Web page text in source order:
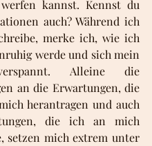
kannst. Kennst du
auch? Während ich
merke ich, wie ich
werde und sich mein
Alleine die
an die Erwartungen, die
herantragen und auch
die ich an mich
setzen mich extrem unter